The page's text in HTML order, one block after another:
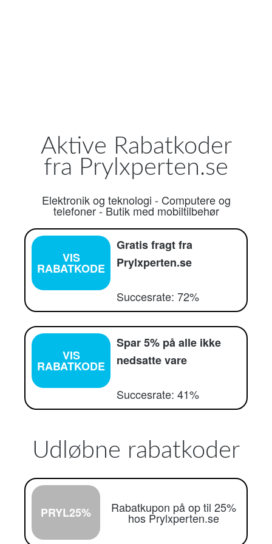
Aktive Rabatkoder
fra Prylxperten.se
Elektronik og teknologi - Computere og
telefoner-Butik med mobiltilbehør
VIS
RABATKODE
Gratis fragt fra
Prylxperten.se
Succesrate: 72%
VIS
RABATKODE
Spar 5% på alle ikke
nedsatte vare
Succesrate: 41%
Udløbne rabatkoder
PRYL25% Rabatkupon på op til 25%
hos Prylxperten.se